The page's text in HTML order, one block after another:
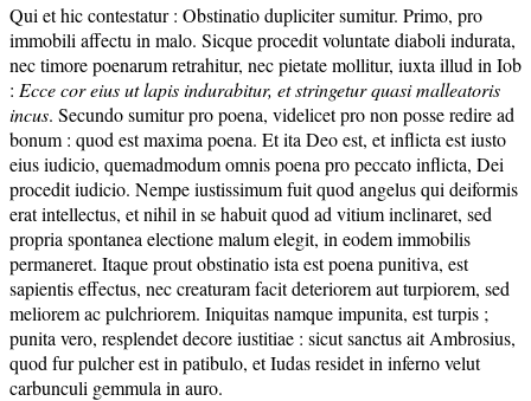
Qui et hic contestatur : Obstinatio dupliciter sumitur. Primo, pro
immobili affectu in malo. Sicque procedit voluntate diaboli indurata,
nec timore poenarum retrahitur, nec pietate mollitur, iuxta illud in Iob
: Ecce cor eius ut lapis indurabitur, et stringetur quasi malleatoris
incus. Secundo sumitur pro poena, videlicet pro non posse redire ad
bonum : quod est maxima poena. Et ita Deo est, et inflicta est iusto
eius iudicio, quemadmodum omnis poena pro peccato inflicta, Dei
procedit iudicio. Nempe iustissimum fuit quod angelus qui deiformis
erat intellectus, et nihil in se habuit quod ad vitium inclinaret, sed
propria spontanea electione malum elegit, in eodem immobilis
permaneret. Itaque prout obstinatio ista est poena punitiva, est
sapientis effectus, nec creaturam facit deteriorem aut turpiorem, sed
meliorem ac pulchriorem. Iniquitas namque impunita, est turpis ;
punita vero, resplendet decore iustitiae : sicut sanctus ait Ambrosius,
quod fur pulcher est in patibulo, et Iudas residet in inferno velut
carbunculi gemmula in auro.